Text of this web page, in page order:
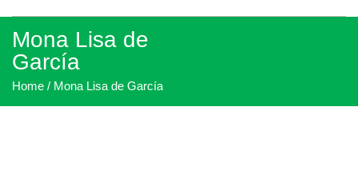
Mona Lisa de
García
Home / Mona Lisa de García